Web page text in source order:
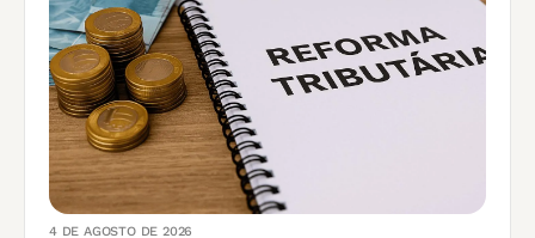
4 DE AGOSTO DE 2026